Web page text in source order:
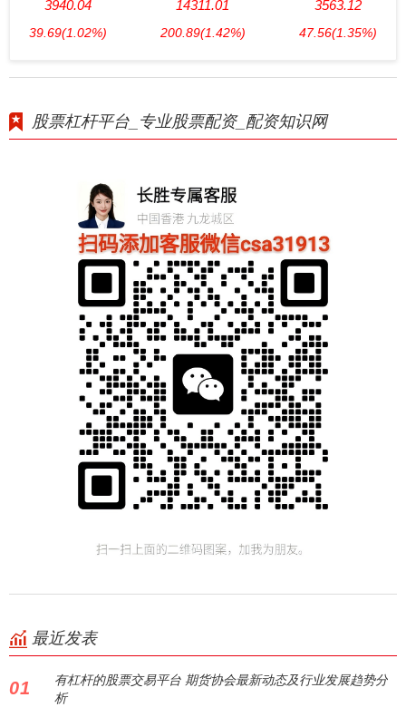
3940.04
39.69(1.02%)
14311.01
200.89(1.42%)
3563.12
47.56(1.35%)
股票杠杆平台_专业股票配资_配资知识网
最近发表
01
有杠杆的股票交易平台 期货协会最新动态及行业发展趋势分
析